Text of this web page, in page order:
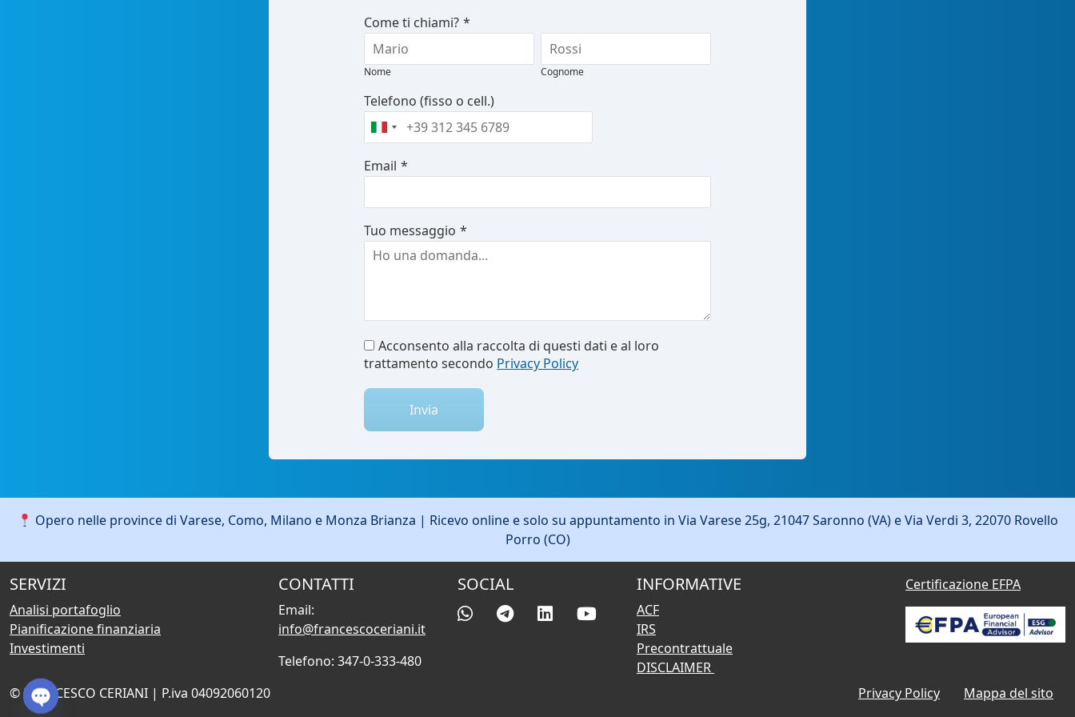
Come ti chiami? *
Nome Cognome
Telefono (fisso o cell.)
Email *
Tuo messaggio *
Acconsento alla raccolta di questi dati e al loro
trattamento secondo Privacy Policy
Invia
Opero nelle province di Varese, Como, Milano e Monza Brianza | Ricevo online e solo su appuntamento in Via Varese 25g, 21047 Saronno (VA) e Via Verdi 3, 22070 Rovello
Porro (CO)
SERVIZI
Analisi portafoglio
Pianificazione finanziaria
Investimenti
CONTATTI
Email:
info@francescoceriani.it
Telefono: 347-0-333-480
SOCIAL INFORMATIVE
ACF
IRS
Precontrattuale
DISCLAIMER
Certificazione EFPA
© FRANCESCO CERIANI | P.iva 04092060120 Privacy Policy Mappa del sito